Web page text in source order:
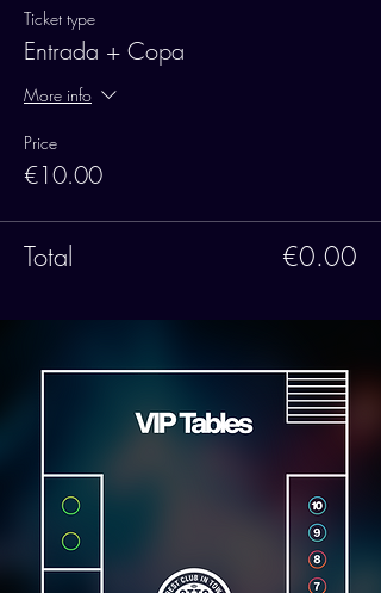
Ticket type
Entrada + Copa
More info
Price
€10.00
Total €0.00